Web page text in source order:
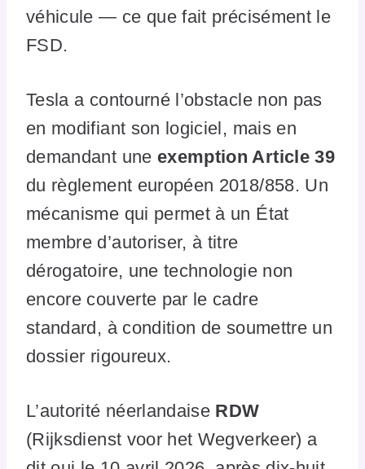
véhicule — ce que fait précisément le
FSD.
Tesla a contourné l’obstacle non pas
en modifiant son logiciel, mais en
demandant une exemption Article 39
du règlement européen 2018/858. Un
mécanisme qui permet à un État
membre d’autoriser, à titre
dérogatoire, une technologie non
encore couverte par le cadre
standard, à condition de soumettre un
dossier rigoureux.
L’autorité néerlandaise RDW
(Rijksdienst voor het Wegverkeer) a